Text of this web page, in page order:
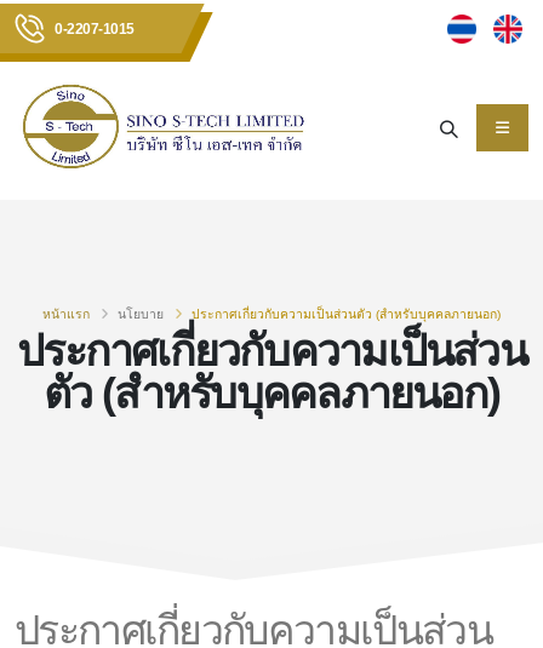
0-2207-1015
ประกาศเกี่ยวกับความเป็นส่วน
ตัว (สำหรับบุคคลภายนอก)
หน้าแรก นโยบาย ประกาศเกี่ยวกับความเป็นส่วนตัว (สำหรับบุคคลภายนอก)
ประกาศเกี่ยวกับความเป็นส่วน